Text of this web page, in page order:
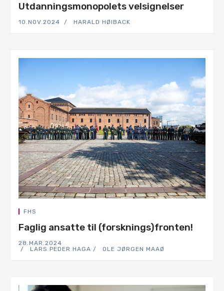
Utdanningsmonopolets velsignelser
10.NOV.2024 HARALD HØIBACK
FHS
Faglig ansatte til (forsknings)fronten!
28.MAR.2024
LARS PEDER HAGA
OLE JØRGEN MAAØ